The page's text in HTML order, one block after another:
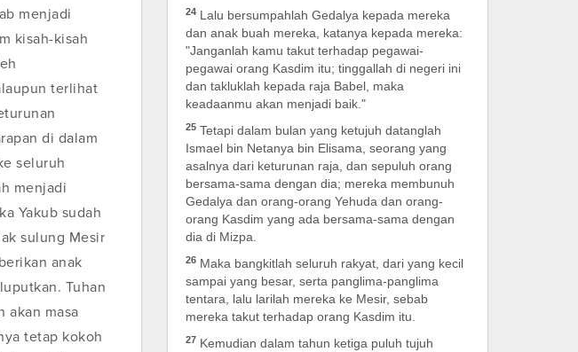
menjadi
kisah-kisah
terlihat
di dalam
seluruh
menjadi
Yakub sudah
sulung Mesir
anak
Tuhan
akan masa
tetap kokoh
24 Lalu bersumpahlah Gedalya kepada mereka
dan anak buah mereka, katanya kepada mereka:
"Janganlah kamu takut terhadap pegawai-
pegawai orang Kasdim itu; tinggallah di negeri ini
dan takluklah kepada raja Babel, maka
keadaanmu akan menjadi baik."
25 Tetapi dalam bulan yang ketujuh datanglah
Ismael bin Netanya bin Elisama, seorang yang
asalnya dari keturunan raja, dan sepuluh orang
bersama-sama dengan dia; mereka membunuh
Gedalya dan orang-orang Yehuda dan orang-
orang Kasdim yang ada bersama-sama dengan
dia di Mizpa.
26 Maka bangkitlah seluruh rakyat, dari yang kecil
sampai yang besar, serta panglima-panglima
tentara, lalu larilah mereka ke Mesir, sebab
mereka takut terhadap orang Kasdim itu.
27 Kemudian dalam tahun ketiga puluh tujuh